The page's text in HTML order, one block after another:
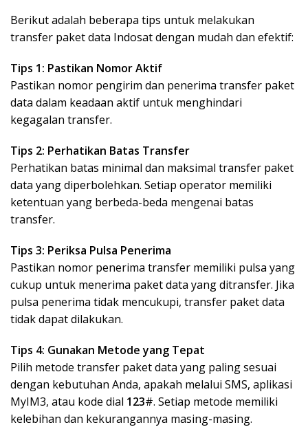
Berikut adalah beberapa tips untuk melakukan
transfer paket data Indosat dengan mudah dan efektif:
Tips 1: Pastikan Nomor Aktif
Pastikan nomor pengirim dan penerima transfer paket
data dalam keadaan aktif untuk menghindari
kegagalan transfer.
Tips 2: Perhatikan Batas Transfer
Perhatikan batas minimal dan maksimal transfer paket
data yang diperbolehkan. Setiap operator memiliki
ketentuan yang berbeda-beda mengenai batas
transfer.
Tips 3: Periksa Pulsa Penerima
Pastikan nomor penerima transfer memiliki pulsa yang
cukup untuk menerima paket data yang ditransfer. Jika
pulsa penerima tidak mencukupi, transfer paket data
tidak dapat dilakukan.
Tips 4: Gunakan Metode yang Tepat
Pilih metode transfer paket data yang paling sesuai
dengan kebutuhan Anda, apakah melalui SMS, aplikasi
MyIM3, atau kode dial 123#. Setiap metode memiliki
kelebihan dan kekurangannya masing-masing.